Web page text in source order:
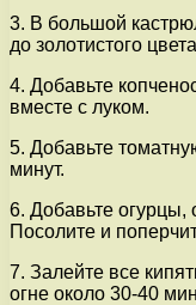
3. В большой
до золотистого
4. Добавьте
вместе с луком.
5. Добавьте
минут.
6. Добавьте огурцы,
Посолите и
7. Залейте все
огне около 30-40